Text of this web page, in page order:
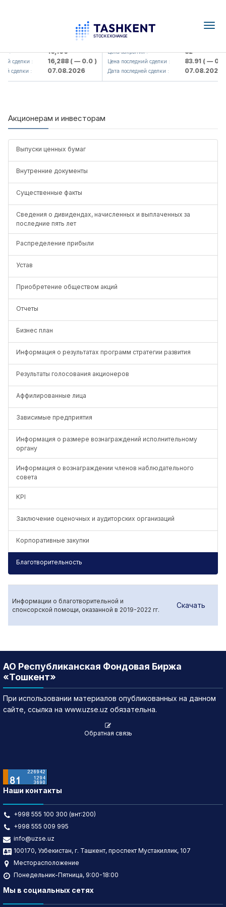
: 16,100
сделки : 16,288( — 0.0 )
сделки : 07.08.2026
KFSK (<Kafolat sug'urta
Цена закрытия : 82
Цена последний сделки : 83.91( — 0.0 )
Дата последней сделки : 07.08.2026
Акционерам и инвесторам
Выпуски ценных бумаг
Внутренние документы
Существенные факты
Сведения о дивидендах, начисленных и выплаченных за
последние пять лет
Распределение прибыли
Устав
Приобретение обществом акций
Отчеты
Бизнес план
Информация о результатах программ стратегии развития
Результаты голосования акционеров
Аффилированные лица
Зависимые предприятия
Информация о размере вознаграждений исполнительному
органу
Информация о вознаграждении членов наблюдательного
совета
KPI
Заключение оценочных и аудиторских организаций
Корпоративные закупки
Благотворительность
Информации о благотворительной и
спонсорской помощи, оказанной в 2019-2022 гг.
Скачать
АО Республиканская Фондовая Биржа
«Тошкент»
При использовании материалов опубликованных на данном
сайте, ссылка на www.uzse.uz обязательна.
Обратная связь
Наши контакты
+998 555 100 300 (внт:200)
+998 555 009 995
info@uzse.uz
100170, Узбекистан, г. Ташкент, проспект Мустакиллик, 107
Месторасположение
Понедельник-Пятница, 9:00-18:00
Мы в социальных сетях